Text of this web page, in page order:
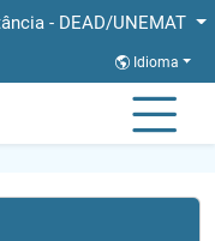
- DEAD/UNEMAT
Idioma
Pedagogia